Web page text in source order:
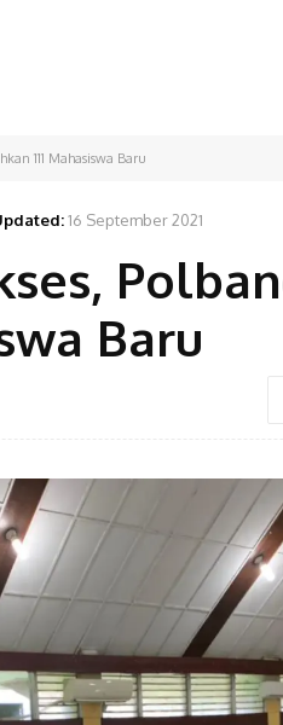
111 Mahasiswa Baru
16 September 2021
Baru